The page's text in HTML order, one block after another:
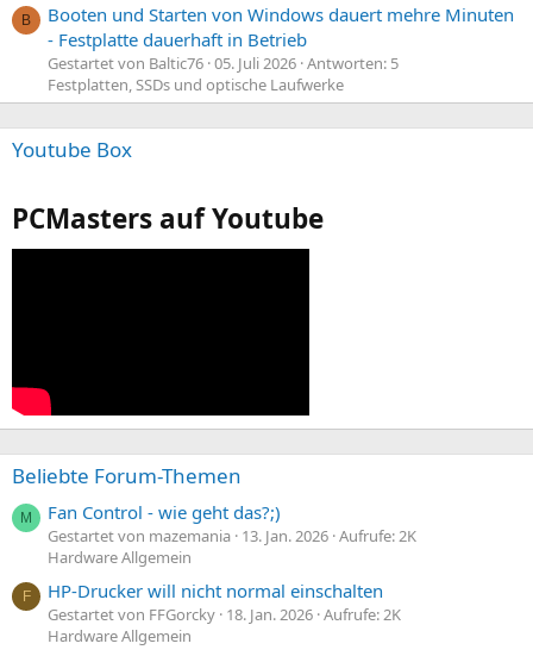
B
Booten und Starten von Windows dauert mehre Minuten
- Festplatte dauerhaft in Betrieb
Gestartet von Baltic76 05. Juli 2026 Antworten: 5
Festplatten, SSDs und optische Laufwerke
Youtube Box
PCMasters auf Youtube
Beliebte Forum-Themen
M Fan Control - wie geht das?;)
Gestartet von mazemania 13. Jan. 2026 Aufrufe: 2K
Hardware Allgemein
F HP-Drucker will nicht normal einschalten
Gestartet von FFGorcky 18. Jan. 2026 Aufrufe: 2K
Hardware Allgemein